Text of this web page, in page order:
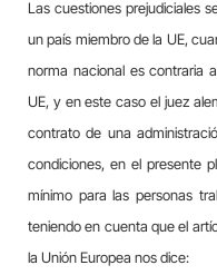
Las cuestiones prejudiciales
un país miembro de la UE,
norma nacional es contraria
UE, y en este caso el juez
contrato de una
condiciones, en el presente
mínimo para las personas
teniendo en cuenta que el
la Unión Europea nos dice: